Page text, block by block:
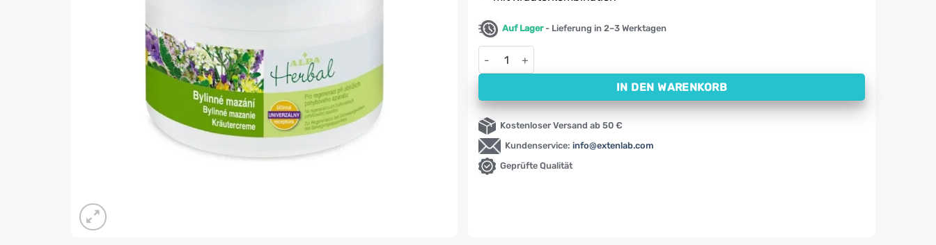
Auf Lager- Lieferung in 2–3 Werktagen
Gelenk-Massagecreme Alpa (250 ml) Menge
IN DEN WARENKORB
Kostenloser Versand ab 50 €
Kundenservice: info@extenlab.com
Geprüfte Qualität